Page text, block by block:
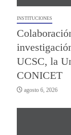
INSTITUCIONES
UCSC, la
CONICET
agosto 6, 2026